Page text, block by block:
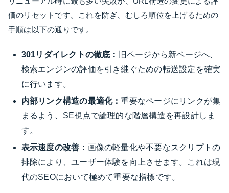
価のリセットです。これを防ぎ、むしろ順位を上げるための
手順は以下の通りです。
301リダイレクトの徹底：
旧ページから新ページへ、
検索エンジンの評価を引き継ぐための転送設定を確実
に行います。
内部リンク構造の最適化：重要なページにリンクが集
まるよう、SE視点で論理的な階層構造を再設計しま
す。
表示速度の改善： 画像の軽量化や不要なスクリプトの
排除により、ユーザー体験を向上させます。これは現
代のSEOにおいて極めて重要な指標です。